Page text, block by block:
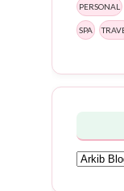
PERSONAL
SPA